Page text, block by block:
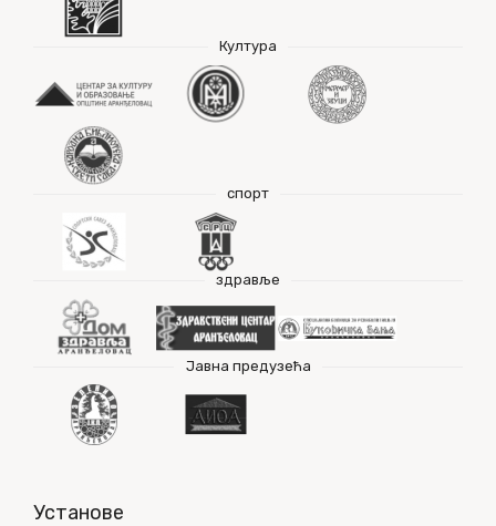
Култура
спорт
здравље
Јавна предузећа
Установе